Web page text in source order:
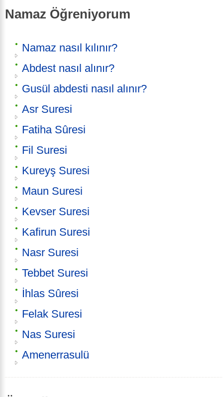
Namaz Öğreniyorum
Namaz nasıl kılınır?
Abdest nasıl alınır?
Gusül abdesti nasıl alınır?
Asr Suresi
Fatiha Sûresi
Fil Suresi
Kureyş Suresi
Maun Suresi
Kevser Suresi
Kafirun Suresi
Nasr Suresi
Tebbet Suresi
İhlas Sûresi
Felak Suresi
Nas Suresi
Amenerrasulü